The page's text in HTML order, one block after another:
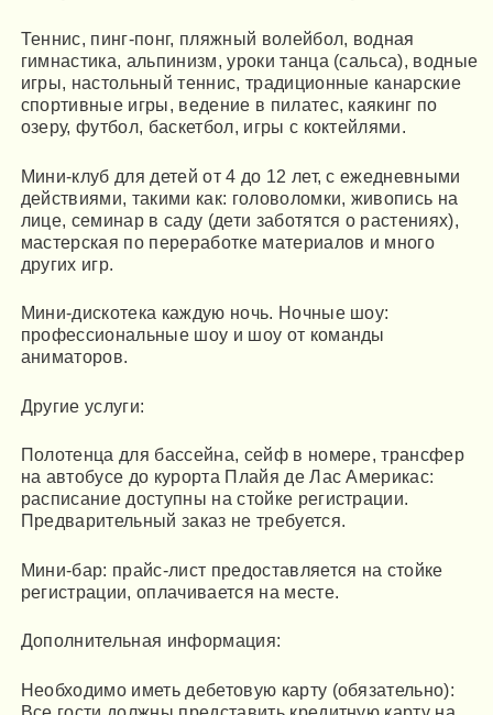
Теннис, пинг-понг, пляжный волейбол, водная
гимнастика, альпинизм, уроки танца (сальса), водные
игры, настольный теннис, традиционные канарские
спортивные игры, ведение в пилатес, каякинг по
озеру, футбол, баскетбол, игры с коктейлями.
Мини-клуб для детей от 4 до 12 лет, с ежедневными
действиями, такими как: головоломки, живопись на
лице, семинар в саду (дети заботятся о растениях),
мастерская по переработке материалов и много
других игр.
Мини-дискотека каждую ночь. Ночные шоу:
профессиональные шоу и шоу от команды
аниматоров.
Другие услуги:
Полотенца для бассейна, сейф в номере, трансфер
на автобусе до курорта Плайя де Лас Америкас:
расписание доступны на стойке регистрации.
Предварительный заказ не требуется.
Мини-бар: прайс-лист предоставляется на стойке
регистрации, оплачивается на месте.
Дополнительная информация:
Необходимо иметь дебетовую карту (обязательно):